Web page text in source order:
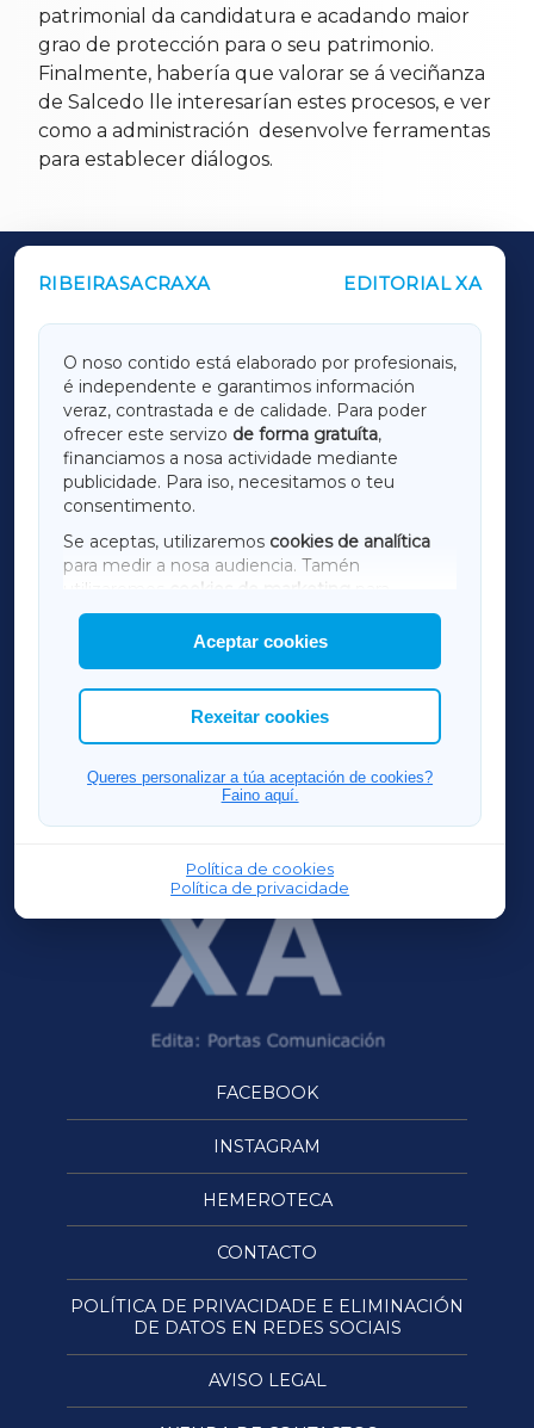
patrimonial da candidatura e acadando maior
grao de protección para o seu patrimonio.
Finalmente, habería que valorar se á veciñanza
de Salcedo lle interesarían estes procesos, e ver
como a administración desenvolve ferramentas
para establecer diálogos.
RIBEIRASACRAXA EDITORIAL XA
O noso contido está elaborado por profesionais,
é independente e garantimos información
veraz, contrastada e de calidade. Para poder
ofrecer este servizo de forma gratuíta,
financiamos a nosa actividade mediante
publicidade. Para iso, necesitamos o teu
consentimento.
Se aceptas, utilizaremos cookies de analítica
para medir a nosa audiencia. Tamén
utilizaremos
cookies de marketing
mostrar publicidade de terceiros.
Así mesmo, podes personalizar a elección das
cookies que desexas permitir.
Aceptar cookies
Rexeitar cookies
Queres personalizar a túa aceptación de cookies?
Faino aquí.
Política de cookies
Política de privacidade
OUTROS PERIÓDICOS
LUGOXA
TERRACHAXA
AMARIÑAXA
RIBEIRASACRAXA
ACORUÑAXA
FERROLXA
OURENSEXA
FACEBOOK
INSTAGRAM
HEMEROTECA
CONTACTO
POLÍTICA DE PRIVACIDADE E ELIMINACIÓN
DE DATOS EN REDES SOCIAIS
AVISO LEGAL